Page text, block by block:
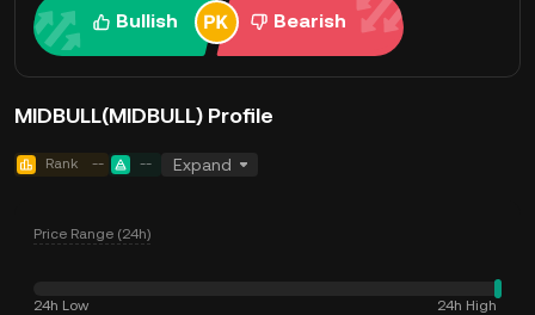
Bullish Bearish
MIDBULL(MIDBULL) Profile
Rank -- -- Expand
Price Range (24h)
24h Low
24h High